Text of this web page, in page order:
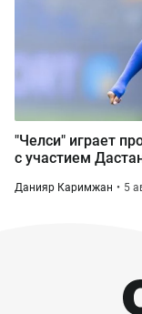
"Челси" играет
с участием
Данияр Каримжан 5